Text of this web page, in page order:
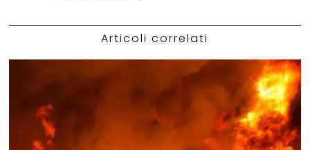
Articoli correlati